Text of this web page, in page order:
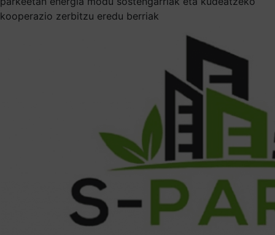
kooperazio zerbitzu eredu berriak